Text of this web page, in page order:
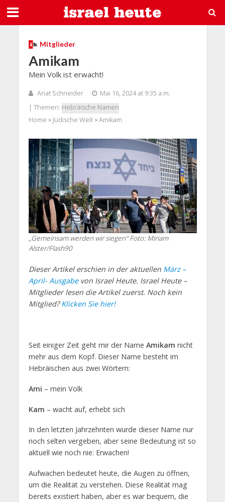
Mitglieder
Amikam
Mein Volk ist erwacht!
Anat Schneider
Mai 16, 2024 at 9:35 a.m.
| Themen: Hebräische Namen
Home > Jüdische Welt> Amikam
„Gemeinsam werden wir siegen“ Foto: Miriam
Alster/Flash90
Dieser Artikel erschien in der aktuellen März –
April- Ausgabevon Israel Heute. Israel Heute –
Mitglieder lesen die Artikel zuerst. Noch kein
Mitglied?Klicken Sie hier!
Seit einiger Zeit geht mir der Name Amikam nicht
mehr aus dem Kopf. Dieser Name besteht im
Hebräischen aus zwei Wörtern:
Ami – mein Volk
Kam – wacht auf, erhebt sich
In den letzten Jahrzehnten wurde dieser Name nur
noch selten vergeben, aber seine Bedeutung ist so
aktuell wie noch nie: Erwachen!
Aufwachen bedeutet heute, die Augen zu öffnen,
um die Realität zu verstehen. Diese Realität mag
bereits existiert haben, aber es war bequem, die